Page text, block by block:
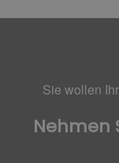
Sie wollen
Nehmen